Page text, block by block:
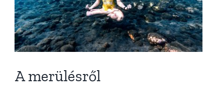
A merülésről